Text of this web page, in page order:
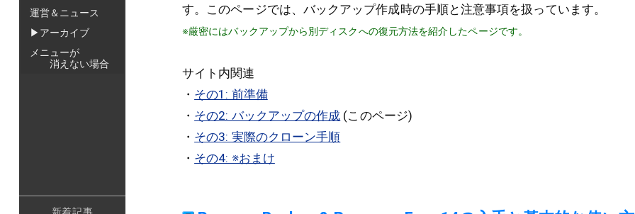
運営＆ニュース
▶アーカイブ
メニューが
消えない場合
す。このページでは、バックアップ作成時の手順と注意事項を扱っています。
※厳密にはバックアップから別ディスクへの復元方法を紹介したページです。
サイト内関連
・ その1: 前準備
・ その2: バックアップの作成 (このページ)
・ その3: 実際のクローン手順
・ その4: ※おまけ